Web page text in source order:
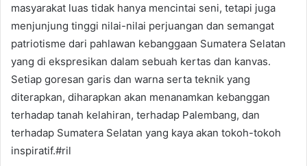
masyarakat luas tidak hanya mencintai seni, tetapi juga
menjunjung tinggi nilai-nilai perjuangan dan semangat
patriotisme dari pahlawan kebanggaan Sumatera Selatan
yang di ekspresikan dalam sebuah kertas dan kanvas.
Setiap goresan garis dan warna serta teknik yang
diterapkan, diharapkan akan menanamkan kebanggan
terhadap tanah kelahiran, terhadap Palembang, dan
terhadap Sumatera Selatan yang kaya akan tokoh-tokoh
inspiratif.#ril